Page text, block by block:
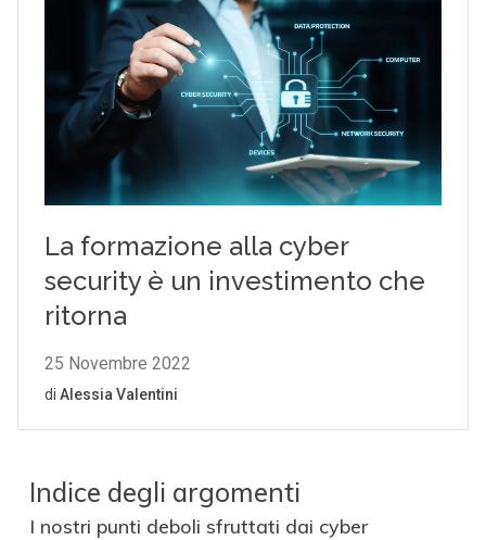
Indice degli argomenti
I nostri punti deboli sfruttati dai cyber